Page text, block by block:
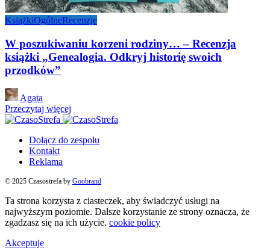
KsiążkiOgólneRecenzje
W poszukiwaniu korzeni rodziny… – Recenzja
książki „Genealogia. Odkryj historię swoich
przodków”
Posted
by
Agata
Przeczytaj więcej
Dołącz do zespołu
Kontakt
Reklama
© 2025 Czasostrefa by Goobrand
Ta strona korzysta z ciasteczek, aby świadczyć usługi na
najwyższym poziomie. Dalsze korzystanie ze strony oznacza, że
zgadzasz się na ich użycie. cookie policy
Akceptuje